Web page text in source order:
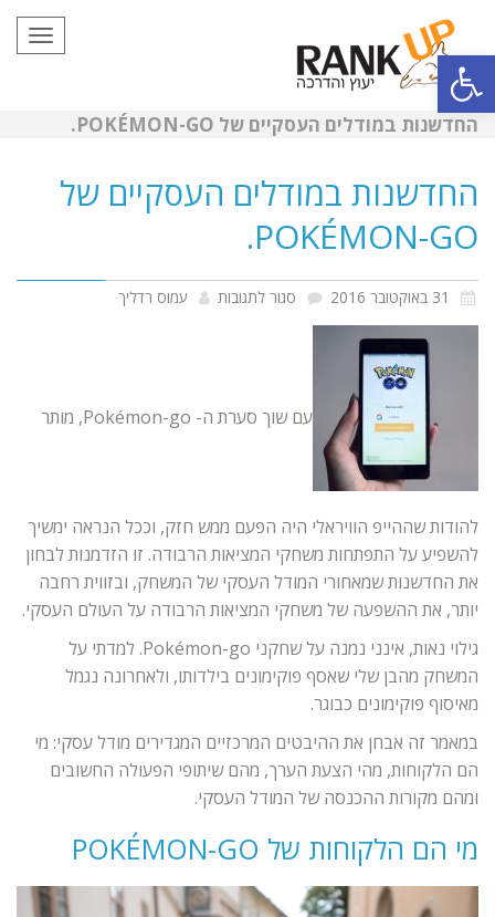
פתח סרגל נגישות
החדשנות במודלים העסקיים של POKÉMON-GO.
החדשנות במודלים העסקיים של
POKÉMON-GO.
סגור לתגובות על
של
עמוס רדליך
עם שוך סערת ה- Pokémon-go, מותר
להודות שההייפ הוויראלי היה הפעם ממש חזק, וככל הנראה ימשיך
להשפיע על התפתחות משחקי המציאות הרבודה. זו הזדמנות לבחון
את החדשנות שמאחורי המודל העסקי של המשחק, ובזווית רחבה
יותר, את ההשפעה של משחקי המציאות הרבודה על העולם העסקי.
גילוי נאות, אינני נמנה על שחקני Pokémon-go. למדתי על
המשחק מהבן שלי שאסף פוקימונים בילדותו, ולאחרונה נגמל
מאיסוף פוקימונים כבוגר.
במאמר זה אבחן את ההיבטים המרכזיים המגדירים מודל עסקי: מי
הם הלקוחות, מהי הצעת הערך, מהם שיתופי הפעולה החשובים
ומהם מקורות ההכנסה של המודל העסקי.
מי הם הלקוחות של POKÉMON-GO